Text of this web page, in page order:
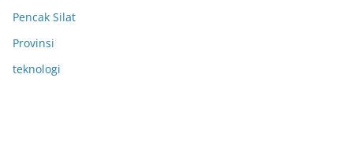
Pencak Silat
Provinsi
teknologi